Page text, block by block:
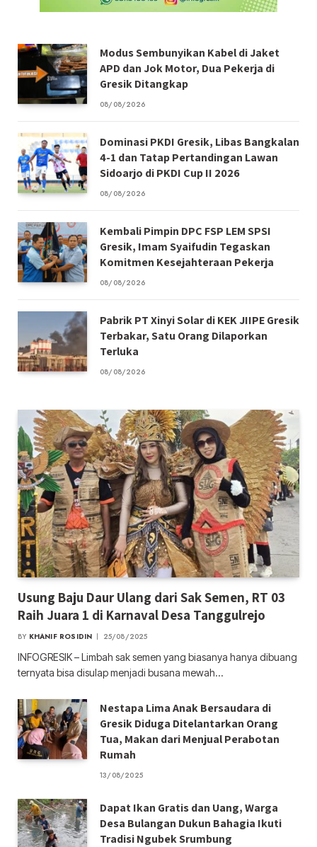
Modus Sembunyikan Kabel di Jaket
APD dan Jok Motor, Dua Pekerja di
Gresik Ditangkap
08/08/2026
Dominasi PKDI Gresik, Libas Bangkalan
4-1 dan Tatap Pertandingan Lawan
Sidoarjo di PKDI Cup II 2026
08/08/2026
Kembali Pimpin DPC FSP LEM SPSI
Gresik, Imam Syaifudin Tegaskan
Komitmen Kesejahteraan Pekerja
08/08/2026
Pabrik PT Xinyi Solar di KEK JIIPE Gresik
Terbakar, Satu Orang Dilaporkan
Terluka
08/08/2026
Usung Baju Daur Ulang dari Sak Semen, RT 03
Raih Juara 1 di Karnaval Desa Tanggulrejo
BY KHANIF ROSIDIN 25/08/2025
INFOGRESIK – Limbah sak semen yang biasanya hanya dibuang
ternyata bisa disulap menjadi busana mewah…
Nestapa Lima Anak Bersaudara di
Gresik Diduga Ditelantarkan Orang
Tua, Makan dari Menjual Perabotan
Rumah
13/08/2025
Dapat Ikan Gratis dan Uang, Warga
Desa Bulangan Dukun Bahagia Ikuti
Tradisi Ngubek Srumbung